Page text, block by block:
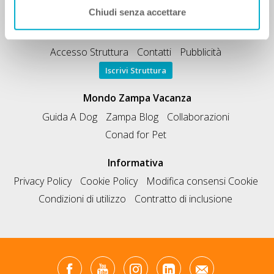
Chiudi senza accettare
Mi FIDO di TE
Zampa Vacanza Struttura
Accesso Struttura
Contatti Pubblicità
Iscrivi Struttura
Mondo Zampa Vacanza
Guida A Dog
Zampa Blog
Collaborazioni
Conad for Pet
Informativa
Privacy Policy
Cookie Policy
Modifica consensi Cookie
Condizioni di utilizzo
Contratto di inclusione